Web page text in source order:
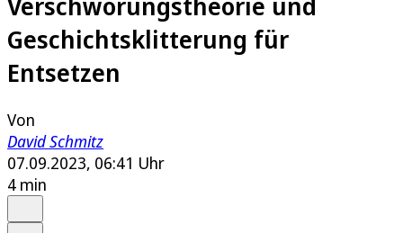
Geschichtsklitterung für
Entsetzen
Von
David Schmitz
07.09.2023, 06:41 Uhr
4 min